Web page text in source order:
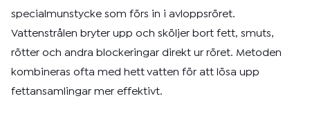
specialmunstycke som förs in i avloppsröret.
Vattenstrålen bryter upp och sköljer bort fett, smuts,
rötter och andra blockeringar direkt ur röret. Metoden
kombineras ofta med hett vatten för att lösa upp
fettansamlingar mer effektivt.